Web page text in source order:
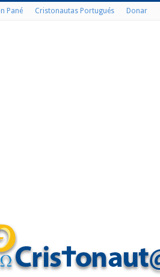
Pané Cristonautas Portugués Donar